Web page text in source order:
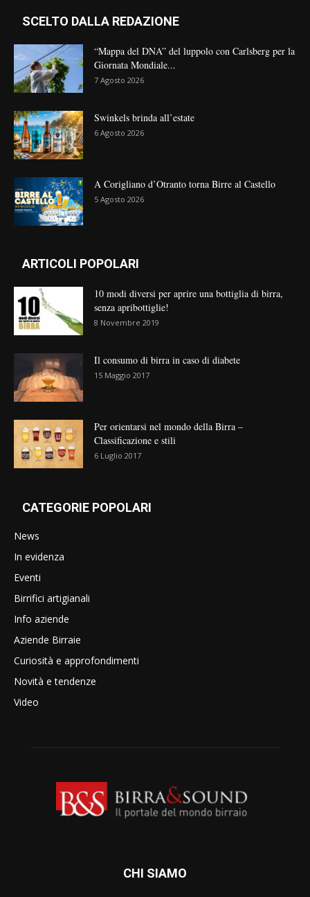
SCELTO DALLA REDAZIONE
“Mappa del DNA” del luppolo con Carlsberg per la
Giornata Mondiale...
7 Agosto 2026
Swinkels brinda all’estate
6 Agosto 2026
A Corigliano d’Otranto torna Birre al Castello
5 Agosto 2026
ARTICOLI POPOLARI
10 modi diversi per aprire una bottiglia di birra,
senza apribottiglie!
8 Novembre 2019
Il consumo di birra in caso di diabete
15 Maggio 2017
Per orientarsi nel mondo della Birra –
Classificazione e stili
6 Luglio 2017
CATEGORIE POPOLARI
News
In evidenza
Eventi
Birrifici artigianali
Info aziende
Aziende Birraie
Curiosità e approfondimenti
Novità e tendenze
Video
CHI SIAMO